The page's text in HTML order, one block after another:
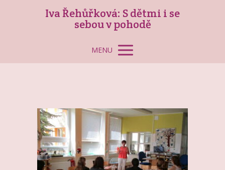
Iva Řehůřková: S dětmi i se
sebou v pohodě
MENU